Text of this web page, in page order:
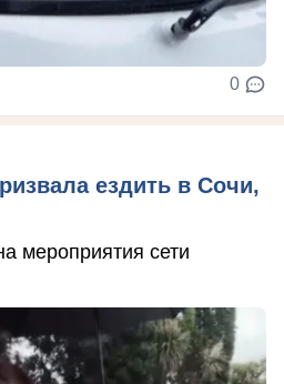
0
ездить в Сочи,
мероприятия сети